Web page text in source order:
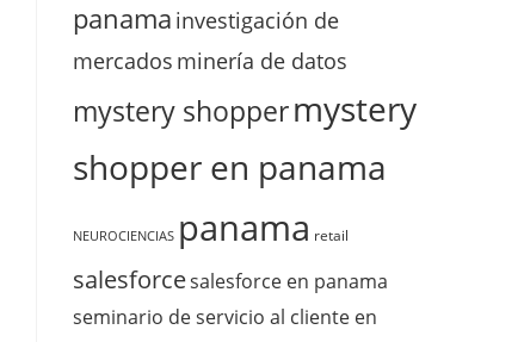
panama investigación de
mercados minería de datos
mystery shoppermystery
shopper en panama
NEUROCIENCIAS panama retail
salesforcesalesforce en panama
seminario de servicio al cliente en